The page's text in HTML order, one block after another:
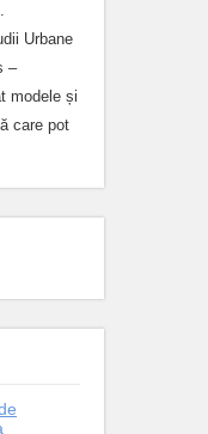
Urbane
–
modele și
care pot